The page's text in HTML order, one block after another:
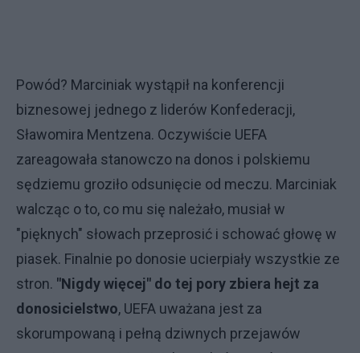
Powód? Marciniak wystąpił na konferencji
biznesowej jednego z liderów Konfederacji,
Sławomira Mentzena. Oczywiście UEFA
zareagowała stanowczo na donos i polskiemu
sędziemu groziło odsunięcie od meczu. Marciniak
walcząc o to, co mu się należało, musiał w
"pięknych" słowach przeprosić i schować głowę w
piasek. Finalnie po donosie ucierpiały wszystkie ze
stron. "Nigdy więcej" do tej pory zbiera hejt za
donosicielstwo, UEFA uważana jest za
skorumpowaną i pełną dziwnych przejawów